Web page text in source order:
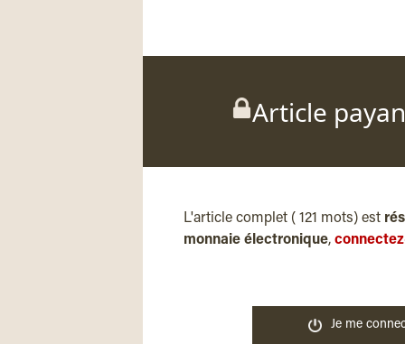
Article
L'article complet ( 121 mots) est
monnaie électronique,
Je me